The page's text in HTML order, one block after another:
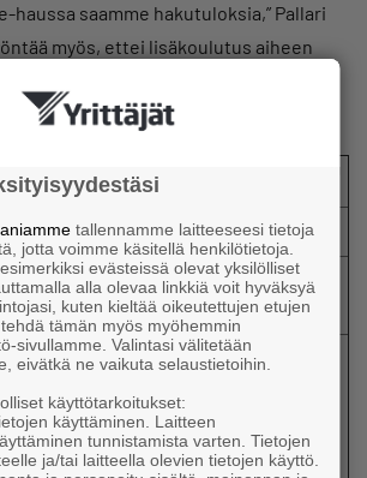
haussa saamme hakutuloksia,” Pallari
myös, ettei lisäkoulutus aiheen
haitaksi. ”Osaamista on pakko
on tulevaisuutta,” hän summaa.
Digikoulu
Klo 13-16
tuo digitalisaation yrittäjän luo
rohkaisevien esimerkkien avulla
alkaa yrittäjän tarinalla: ”Näin digi tuli
vuorossa on työpajoja
tallennamme laitteeseesi tietoja
jotta voimme käsitellä henkilötietoja.
evästeissä olevat yksilölliset
alla olevaa linkkiä voit hyväksyä
kuten kieltää oikeutettujen etujen
tämän myös myöhemmin
sivullamme. Valintasi välitetään
eivätkä ne vaikuta selaustietoihin.
käyttötarkoitukset:
käyttäminen. Laitteen
tunnistamista varten. Tietojen
ja/tai laitteella olevien tietojen käyttö.